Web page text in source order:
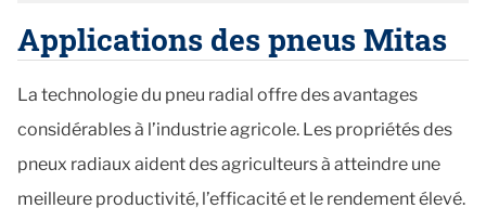
Applications des pneus Mitas
La technologie du pneu radial offre des avantages
considérables à l’industrie agricole. Les propriétés des
pneux radiaux aident des agriculteurs à atteindre une
meilleure productivité, l’efficacité et le rendement élevé.